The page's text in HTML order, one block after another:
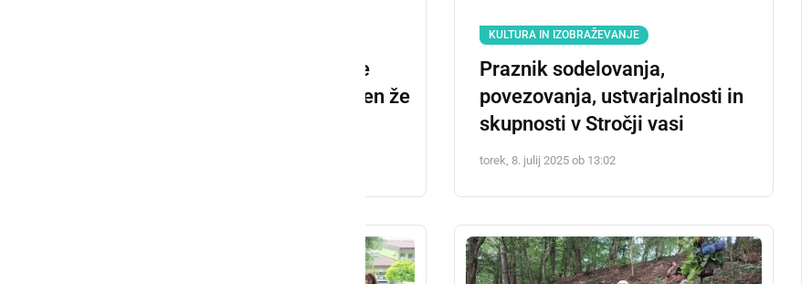
Zaključek gradnje atletske
steze v Podgorcih predviden že
KULTURA IN IZOBRAŽEVANJE
Praznik sodelovanja,
povezovanja, ustvarjalnosti in
skupnosti v Stročji vasi
torek, 8. julij 2025 ob 13:02